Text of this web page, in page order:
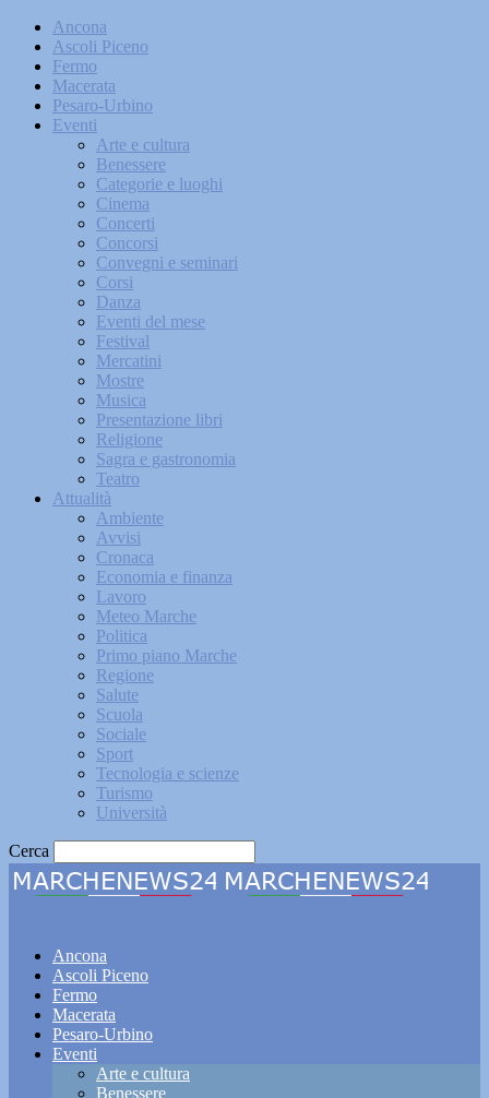
Ancona
Ascoli Piceno
Fermo
Macerata
Pesaro-Urbino
Eventi
Arte e cultura
Benessere
Categorie e luoghi
Cinema
Concerti
Concorsi
Convegni e seminari
Corsi
Danza
Eventi del mese
Festival
Mercatini
Mostre
Musica
Presentazione libri
Religione
Sagra e gastronomia
Teatro
Attualità
Ambiente
Avvisi
Cronaca
Economia e finanza
Lavoro
Meteo Marche
Politica
Primo piano Marche
Regione
Salute
Scuola
Sociale
Sport
Tecnologia e scienze
Turismo
Università
Cerca
Ancona
Ascoli Piceno
Fermo
Macerata
Pesaro-Urbino
Eventi
Arte e cultura
Benessere